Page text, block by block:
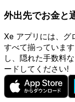
外出先でお金と
Xe アプリには、グ
すべて揃っていま
し、隠れた手数料
ードしてください!